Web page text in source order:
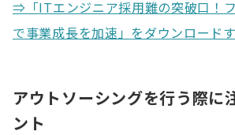
⇒「ITエンジニア採用難の突破口！
で事業成長を加速」をダウンロード
アウトソーシングを行う際に
ント